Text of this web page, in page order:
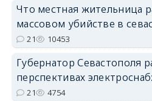
Что местная жительница
массовом убийстве в
21 10453
Губернатор Севастополя
перспективах
21 4754